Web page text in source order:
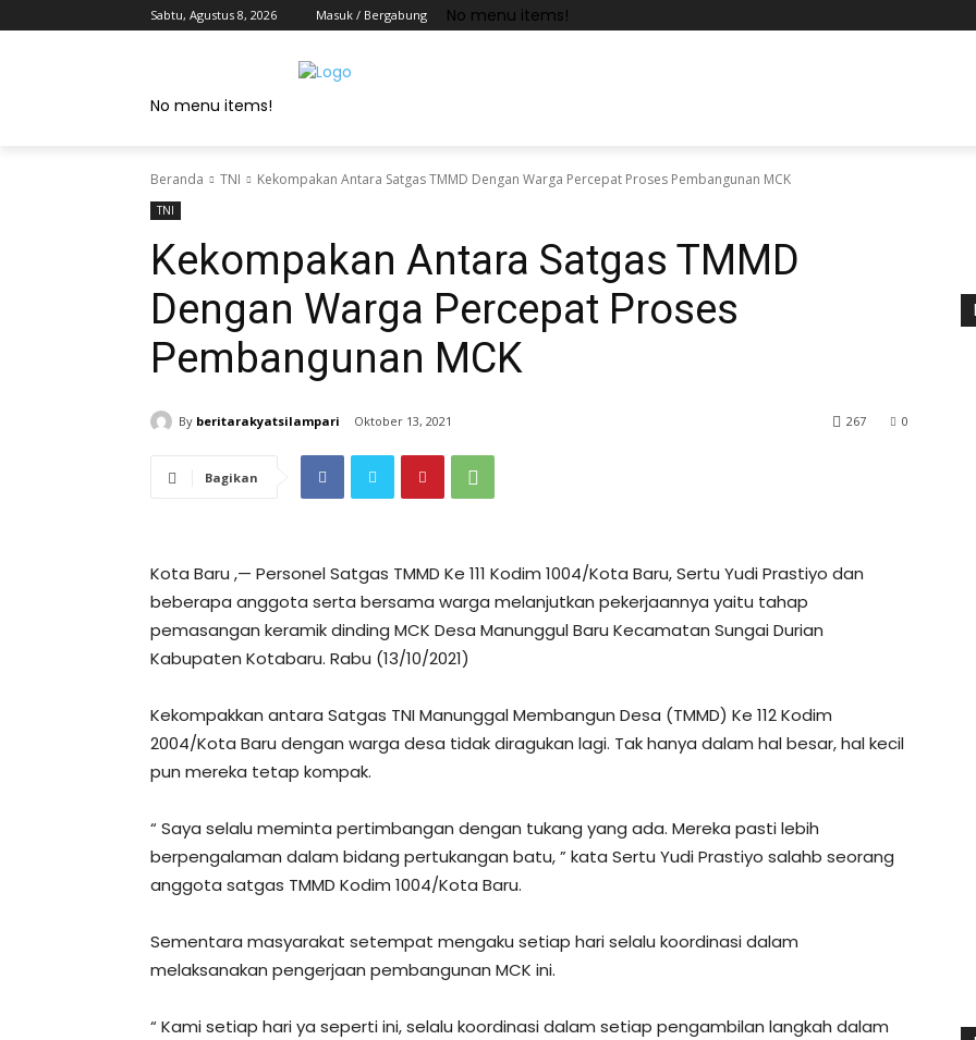
Sabtu, Agustus 8, 2026 Masuk / Bergabung No menu items!
No menu items!
Beranda TNI Kekompakan Antara Satgas TMMD Dengan Warga Percepat Proses Pembangunan MCK
TNI
Kekompakan Antara Satgas TMMD
Dengan Warga Percepat Proses
Pembangunan MCK
By beritarakyatsilampari Oktober 13, 2021 0
267
Bagikan
Kota Baru ,— Personel Satgas TMMD Ke 111 Kodim 1004/Kota Baru, Sertu Yudi Prastiyo dan
beberapa anggota serta bersama warga melanjutkan pekerjaannya yaitu tahap
pemasangan keramik dinding MCK Desa Manunggul Baru Kecamatan Sungai Durian
Kabupaten Kotabaru. Rabu (13/10/2021)
Kekompakkan antara Satgas TNI Manunggal Membangun Desa (TMMD) Ke 112 Kodim
2004/Kota Baru dengan warga desa tidak diragukan lagi. Tak hanya dalam hal besar, hal kecil
pun mereka tetap kompak.
“ Saya selalu meminta pertimbangan dengan tukang yang ada. Mereka pasti lebih
berpengalaman dalam bidang pertukangan batu, ” kata Sertu Yudi Prastiyo salahb seorang
anggota satgas TMMD Kodim 1004/Kota Baru.
Sementara masyarakat setempat mengaku setiap hari selalu koordinasi dalam
melaksanakan pengerjaan pembangunan MCK ini.
“ Kami setiap hari ya seperti ini, selalu koordinasi dalam setiap pengambilan langkah dalam